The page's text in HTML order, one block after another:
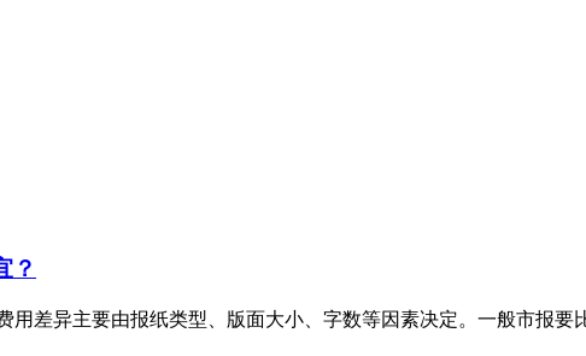
？
差异主要由报纸类型、版面大小、字数等因素决定。一般市报